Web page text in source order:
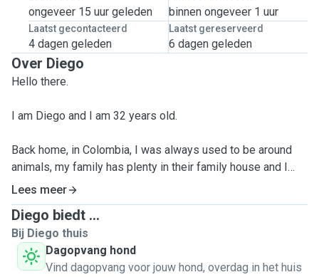
ongeveer 15 uur geleden binnen ongeveer 1 uur
Laatst gecontacteerd
4 dagen geleden
Laatst gereserveerd
6 dagen geleden
Over Diego
Hello there.
I am Diego and I am 32 years old.
Back home, in Colombia, I was always used to be around
animals, my family has plenty in their family house and I
lived with dogs when I grew up as well.
and since I move here I've been frequently sitting for
friend's dogs and taking care of my girlfriend's cats.
As I now live alone. I find it a bit difficult to have a pet of my
Lees meer
Diego biedt ...
Bij Diego thuis
Dagopvang hond
Vind dagopvang voor jouw hond, overdag in het huis